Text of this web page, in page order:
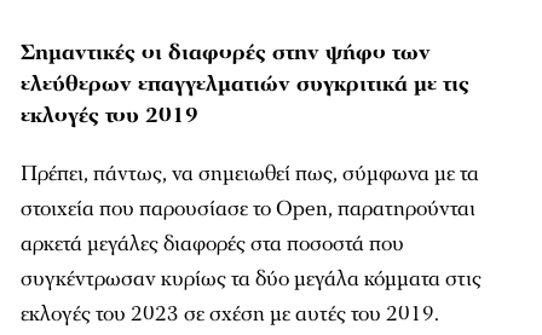
Σημαντικές οι διαφορές στην ψήφο των
ελεύθερων επαγγελματιών συγκριτικά με τις
εκλογές του 2019
Πρέπει, πάντως, να σημειωθεί πως, σύμφωνα με τα
στοιχεία που παρουσίασε το Open, παρατηρούνται
αρκετά μεγάλες διαφορές στα ποσοστά που
συγκέντρωσαν κυρίως τα δύο μεγάλα κόμματα στις
εκλογές του 2023 σε σχέση με αυτές του 2019.